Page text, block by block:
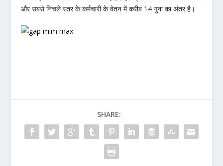
और सबसे निचले स्तर के कर्मचारी के वेतन में करीब 14 गुना का अंतर है।
SHARE: